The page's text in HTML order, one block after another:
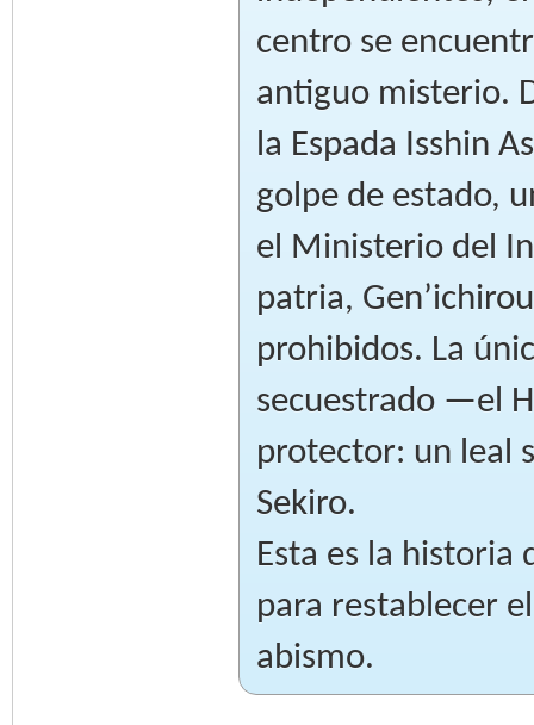
centro se
antiguo misterio.
la Espada Isshin
golpe de estado,
el Ministerio del
patria,
prohibidos. La
secuestrado —el
protector: un leal
Sekiro.
Esta es la historia
para restablecer
abismo.